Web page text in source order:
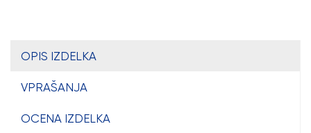
OPIS IZDELKA
VPRAŠANJA
OCENA IZDELKA